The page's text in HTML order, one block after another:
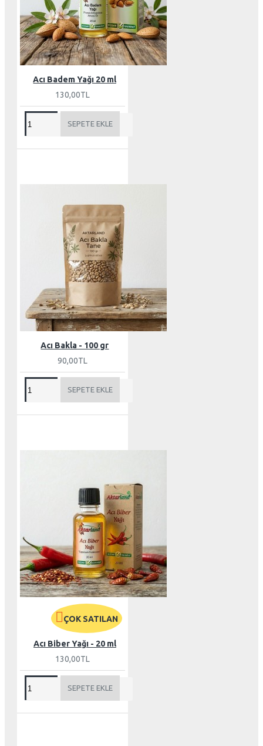
Acı Badem Yağı 20 ml
130,00TL
SEPETE EKLE
Acı Bakla - 100 gr
90,00TL
SEPETE EKLE
ÇOK SATILAN
Acı Biber Yağı - 20 ml
130,00TL
SEPETE EKLE